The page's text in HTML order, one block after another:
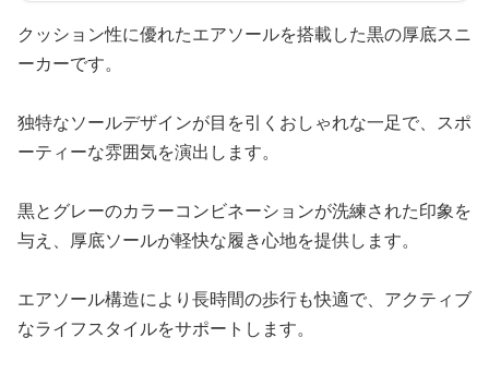
クッション性に優れたエアソールを搭載した黒の厚底スニ
ーカーです。
独特なソールデザインが目を引くおしゃれな一足で、スポ
ーティーな雰囲気を演出します。
黒とグレーのカラーコンビネーションが洗練された印象を
与え、厚底ソールが軽快な履き心地を提供します。
エアソール構造により長時間の歩行も快適で、アクティブ
なライフスタイルをサポートします。